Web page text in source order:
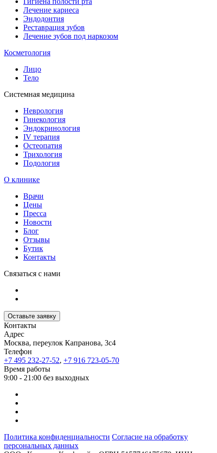
Лечение кариеса
Эндодонтия
Реставрация зубов
Лечение зубов под наркозом
Косметология
Лицо
Тело
Системная медицина
Неврология
Гинекология
Эндокринология
IV терапия
Остеопатия
Трихология
Подология
О клинике
Врачи
Цены
Пресса
Новости
Блог
Отзывы
Бутик
Контакты
Связаться с нами
Оставьте заявку
Контакты
Адрес
Москва, переулок Капранова, 3с4
Телефон
+7 495 232-27-52, +7 916 723-05-70
Время работы
9:00 - 21:00 без выходных
Политика конфиденциальности Согласие на обработку
персональных данных